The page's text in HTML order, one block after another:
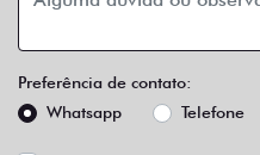
Preferência de contato:
Whatsapp
Telefone